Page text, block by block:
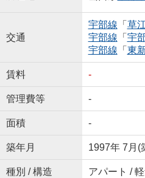
交通
宇部線 「 草
宇部線 「 宇
宇部線 「 東新
賃料 -
管理費等 -
面積 -
築年月 1997年 7月(
種別 / 構造 アパート /